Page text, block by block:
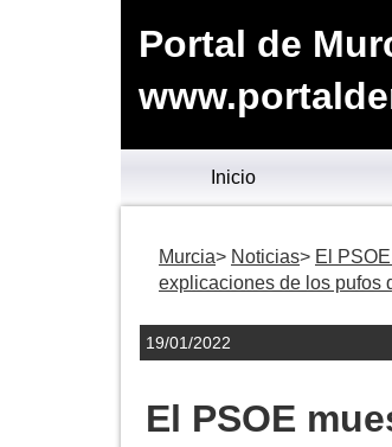
Portal de
Inicio
Murcia Noticias
El
explicaciones de los pufos
19/01/2022
El PSOE